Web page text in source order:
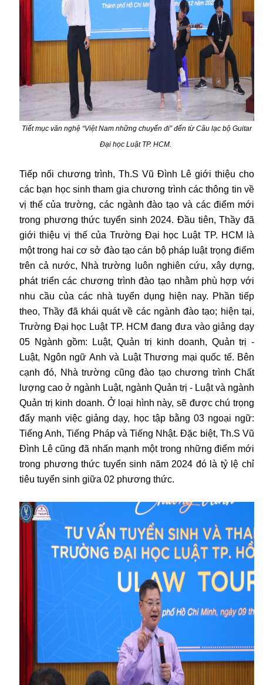
Tiết mục văn nghệ “Việt Nam những chuyến đi” đến từ Câu lạc bộ Guitar
Đại học Luật TP. HCM.
Tiếp nối chương trình, Th.S Vũ Đình Lê giới thiệu cho
các bạn học sinh tham gia chương trình các thông tin về
vị thế của trường, các ngành đào tạo và các điểm mới
trong phương thức tuyển sinh 2024. Đầu tiên, Thầy đã
giới thiệu vị thế của Trường Đại học Luật TP. HCM là
một trong hai cơ sở đào tạo cán bộ pháp luật trọng điểm
trên cả nước, Nhà trường luôn nghiên cứu, xây dựng,
phát triển các chương trình đào tạo nhằm phù hợp với
nhu cầu của các nhà tuyển dụng hiện nay. Phần tiếp
theo, Thầy đã khái quát về các ngành đào tạo; hiện tại,
Trường Đại học Luật TP. HCM đang đưa vào giảng dạy
05 Ngành gồm: Luật, Quản trị kinh doanh, Quản trị -
Luật, Ngôn ngữ Anh và Luật Thương mại quốc tế. Bên
cạnh đó, Nhà trường cũng đào tạo chương trình Chất
lượng cao ở ngành Luật, ngành Quản trị - Luật và ngành
Quản trị kinh doanh. Ở loại hình này, sẽ được chú trọng
đẩy mạnh việc giảng dạy, học tập bằng 03 ngoại ngữ:
Tiếng Anh, Tiếng Pháp và Tiếng Nhật. Đặc biệt, Th.S Vũ
Đình Lê cũng đã nhấn mạnh một trong những điểm mới
trong phương thức tuyển sinh năm 2024 đó là tỷ lệ chỉ
tiêu tuyển sinh giữa 02 phương thức.